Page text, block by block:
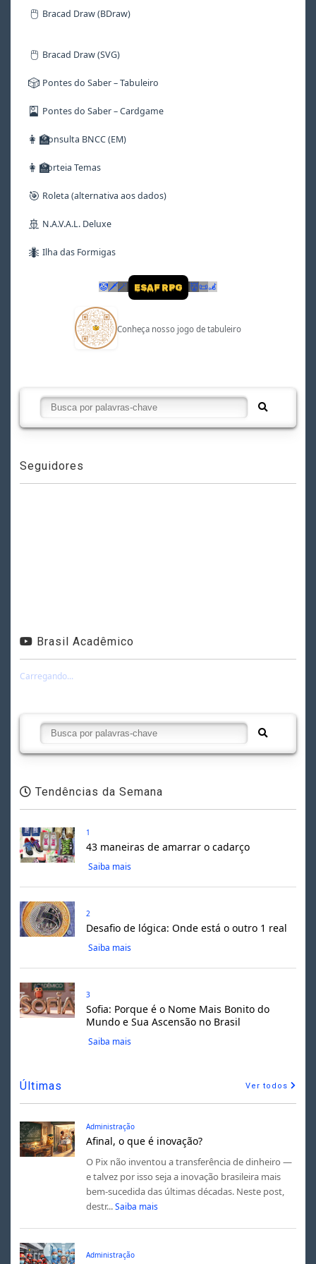
🖱️ Bracad Draw (BDraw)
🖱️ Bracad Draw (SVG)
🎲 Pontes do Saber – Tabuleiro
🎴 Pontes do Saber – Cardgame
👩‍🏫Consulta BNCC (EM)
👩‍🏫Sorteia Temas
🎯 Roleta (alternativa aos dados)
🚢 N.A.V.A.L. Deluxe
🐜 Ilha das Formigas
🤡 🗡🪄 ESAF RPG 👹📜🦼
Conheça nosso jogo de tabuleiro
Seguidores
Brasil Acadêmico
Carregando...
Tendências da Semana
1
43 maneiras de amarrar o cadarço
Saiba mais
2
Desafio de lógica: Onde está o outro 1 real
Saiba mais
3
Sofia: Porque é o Nome Mais Bonito do
Mundo e Sua Ascensão no Brasil
Saiba mais
Últimas Ver todos
Administração
Afinal, o que é inovação?
O Pix não inventou a transferência de dinheiro —
e talvez por isso seja a inovação brasileira mais
bem-sucedida das últimas décadas. Neste post,
destr... Saiba mais
Administração